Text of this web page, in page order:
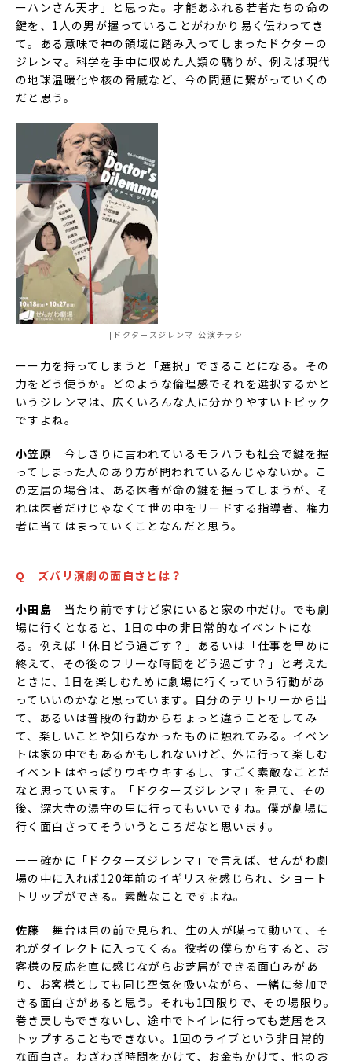
ーハンさん天才」と思った。才能あふれる若者たちの命の
鍵を、1人の男が握っていることがわかり易く伝わってき
て。ある意味で神の領域に踏み入ってしまったドクターの
ジレンマ。科学を手中に収めた人類の驕りが、例えば現代
の地球温暖化や核の脅威など、今の問題に繋がっていくの
だと思う。
[ドクターズジレンマ]公演チラシ
ーー力を持ってしまうと「選択」できることになる。その
力をどう使うか。どのような倫理感でそれを選択するかと
いうジレンマは、広くいろんな人に分かりやすいトピック
ですよね。
小笠原
今しきりに言われているモラハラも社会で鍵を握
ってしまった人のあり方が問われているんじゃないか。こ
の芝居の場合は、ある医者が命の鍵を握ってしまうが、そ
れは医者だけじゃなくて世の中をリードする指導者、権力
者に当てはまっていくことなんだと思う。
Q ズバリ演劇の面白さとは？
小田島 当たり前ですけど家にいると家の中だけ。でも劇
場に行くとなると、1日の中の非日常的なイベントにな
る。例えば「休日どう過ごす？」あるいは「仕事を早めに
終えて、その後のフリーな時間をどう過ごす？」と考えた
ときに、1日を楽しむために劇場に行くっていう行動があ
っていいのかなと思っています。自分のテリトリーから出
て、あるいは普段の行動からちょっと違うことをしてみ
て、楽しいことや知らなかったものに触れてみる。イベン
トは家の中でもあるかもしれないけど、外に行って楽しむ
イベントはやっぱりウキウキするし、すごく素敵なことだ
なと思っています。「ドクターズジレンマ」を見て、その
後、深大寺の湯守の里に行ってもいいですね。僕が劇場に
行く面白さってそういうところだなと思います。
ーー確かに「ドクターズジレンマ」で言えば、せんがわ劇
場の中に入れば120年前のイギリスを感じられ、ショート
トリップができる。素敵なことですよね。
佐藤 舞台は目の前で見られ、生の人が喋って動いて、そ
れがダイレクトに入ってくる。役者の僕らからすると、お
客様の反応を直に感じながらお芝居ができる面白みがあ
り、お客様としても同じ空気を吸いながら、一緒に参加で
きる面白さがあると思う。それも1回限りで、その場限り。
巻き戻しもできないし、途中でトイレに行っても芝居をス
トップすることもできない。1回のライブという非日常的
な面白さ。わざわざ時間をかけて、お金もかけて、他のお